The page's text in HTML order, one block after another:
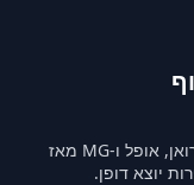
השותף המהימן שלכם לחלקי חילוף פיג'ו, סיטרואן, אופל ו-MG מאז